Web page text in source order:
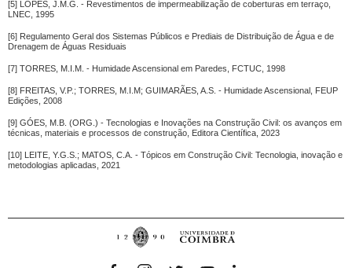
[5] LOPES, J.M.G. - Revestimentos de impermeabilização de coberturas em terraço,
LNEC, 1995
[6] Regulamento Geral dos Sistemas Públicos e Prediais de Distribuição de Água e de
Drenagem de Águas Residuais
[7] TORRES, M.I.M. - Humidade Ascensional em Paredes, FCTUC, 1998
[8] FREITAS, V.P.; TORRES, M.I.M; GUIMARÃES, A.S. - Humidade Ascensional, FEUP
Edições, 2008
[9] GÓES, M.B. (ORG.) - Tecnologias e Inovações na Construção Civil: os avanços em
técnicas, materiais e processos de construção, Editora Científica, 2023
[10] LEITE, Y.G.S.; MATOS, C.A. - Tópicos em Construção Civil: Tecnologia, inovação e
metodologias aplicadas, 2021